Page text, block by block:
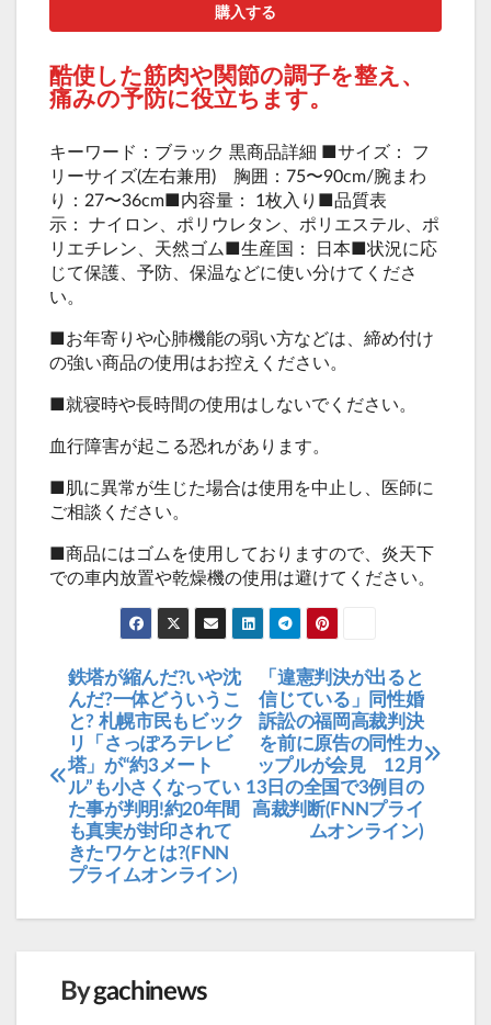
購入する
酷使した筋肉や関節の調子を整え、
痛みの予防に役立ちます。
キーワード：ブラック 黒商品詳細 ■サイズ： フ
リーサイズ(左右兼用) 胸囲：75〜90cm/腕まわ
り：27〜36cm■内容量： 1枚入り■品質表
示： ナイロン、ポリウレタン、ポリエステル、ポ
リエチレン、天然ゴム■生産国： 日本■状況に応
じて保護、予防、保温などに使い分けてくださ
い。
■お年寄りや心肺機能の弱い方などは、締め付け
の強い商品の使用はお控えください。
■就寝時や長時間の使用はしないでください。
血行障害が起こる恐れがあります。
■肌に異常が生じた場合は使用を中止し、医師に
ご相談ください。
■商品にはゴムを使用しておりますので、炎天下
での車内放置や乾燥機の使用は避けてください。
投
稿
ナ
ビ
ゲ
ー
シ
ョ
「違憲判決が出ると
信じている」同性婚
訴訟の福岡高裁判決
を前に原告の同性カ
ップルが会見 12月
13日の全国で3例目の
高裁判断(FNNプライ
ムオンライン)
鉄塔が縮んだ?いや沈
んだ?一体どういうこ
と? 札幌市民もビック
リ「さっぽろテレビ
塔」が“約3メート
ル”も小さくなってい
た事が判明!約20年間
も真実が封印されて
きたワケとは?(FNN
プライムオンライン)
Bygachinews